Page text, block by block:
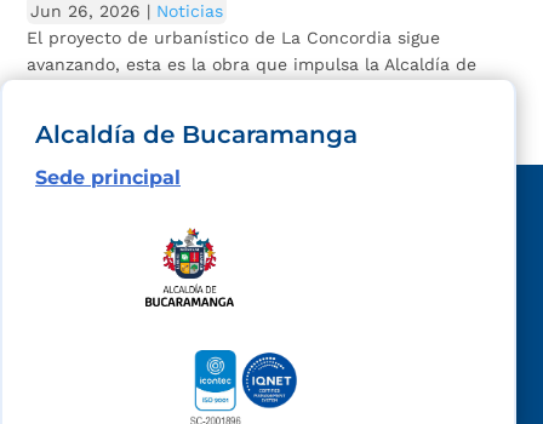
Jun 26, 2026 | Noticias
El proyecto de urbanístico de La Concordia sigue
avanzando, esta es la obra que impulsa la Alcaldía de
Alcaldía de Bucaramanga
Sede principal